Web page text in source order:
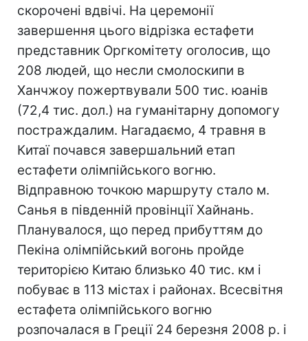
скорочені вдвічі. На церемонії
завершення цього відрізка естафети
представник Оргкомітету оголосив, що
208 людей, що несли смолоскипи в
Ханчжоу пожертвували 500 тис. юанів
(72,4 тис. дол.) на гуманітарну допомогу
постраждалим. Нагадаємо, 4 травня в
Китаї почався завершальний етап
естафети олімпійського вогню.
Відправною точкою маршруту стало м.
Санья в південній провінції Хайнань.
Планувалося, що перед прибуттям до
Пекіна олімпійський вогонь пройде
територією Китаю близько 40 тис. км і
побуває в 113 містах і районах. Всесвітня
естафета олімпійського вогню
розпочалася в Греції 24 березня 2008 р. і